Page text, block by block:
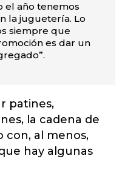
el año tenemos
la juguetería. Lo
siempre que
es dar un
patines,
la cadena de
con, al menos,
hay algunas